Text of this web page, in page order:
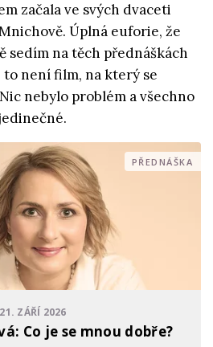
začala ve svých dvaceti
Úplná euforie, že
sedím na těch přednáškách
není film, na který se
nebylo problém a všechno
PŘEDNÁŠKA
21. ZÁŘÍ 2026
Co je se mnou dobře?